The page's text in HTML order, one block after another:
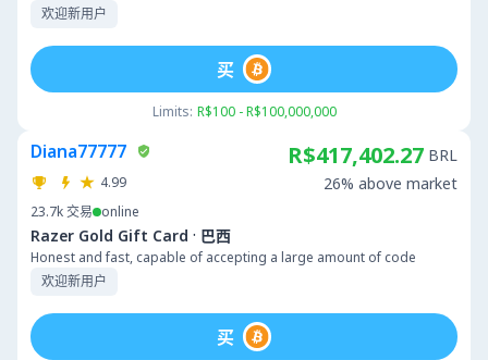
欢迎新用户
Limits: R$100 - R$100,000,000
买
Diana77777
4.99
23.7k交易 online
Razer Gold Gift Card · 巴西
Honest and fast, capable of accepting a large amount of code
欢迎新用户
R$417,402.27 BRL
26% above market
买